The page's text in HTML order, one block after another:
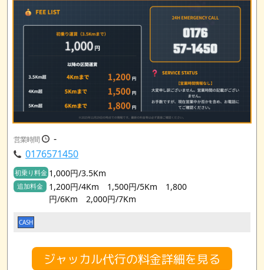
営業時間
-
0176571450
初乗り料金 1,000円/3.5Km
追加料金
1,200円/4Km 1,500円/5Km 1,800
円/6Km 2,000円/7Km
CASH
ジャッカル代行の料金詳細を見る